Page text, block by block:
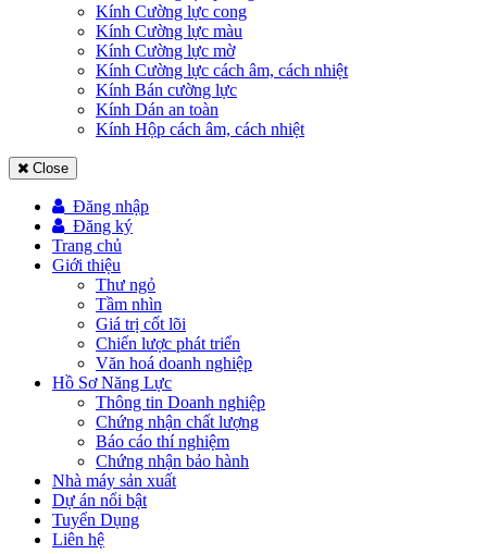
Kính Cường lực cong
Kính Cường lực màu
Kính Cường lực mờ
Kính Cường lực cách âm, cách nhiệt
Kính Bán cường lực
Kính Dán an toàn
Kính Hộp cách âm, cách nhiệt
Close
Đăng nhập
Đăng ký
Trang chủ
Giới thiệu
Thư ngỏ
Tầm nhìn
Giá trị cốt lõi
Chiến lược phát triển
Văn hoá doanh nghiệp
Hồ Sơ Năng Lực
Thông tin Doanh nghiệp
Chứng nhận chất lượng
Báo cáo thí nghiệm
Chứng nhận bảo hành
Nhà máy sản xuất
Dự án nổi bật
Tuyển Dụng
Liên hệ